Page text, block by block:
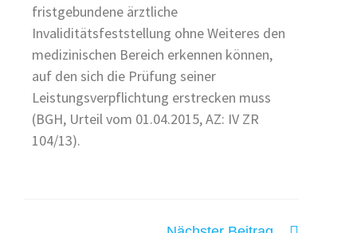
fristgebundene ärztliche
Invaliditätsfeststellung ohne Weiteres den
medizinischen Bereich erkennen können,
auf den sich die Prüfung seiner
Leistungsverpflichtung erstrecken muss
(BGH, Urteil vom 01.04.2015, AZ: IV ZR
104/13).